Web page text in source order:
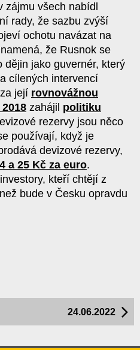
zájmu všech nabídl
rady, že sazbu zvýší
ochotu navázat na
že Rusnok se
dějin jako guvernér, který
cílených intervencí
její rovnovážnou
zahájil politiku
rezervy jsou něco
používají, když je
devizové rezervy,
a 25 Kč za euro.
kteří chtějí z
bude v Česku opravdu
24.06.2022